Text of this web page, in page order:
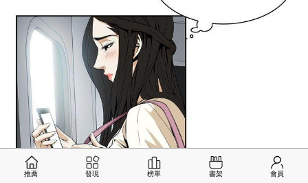
推薦 發現 榜單 書架 會員